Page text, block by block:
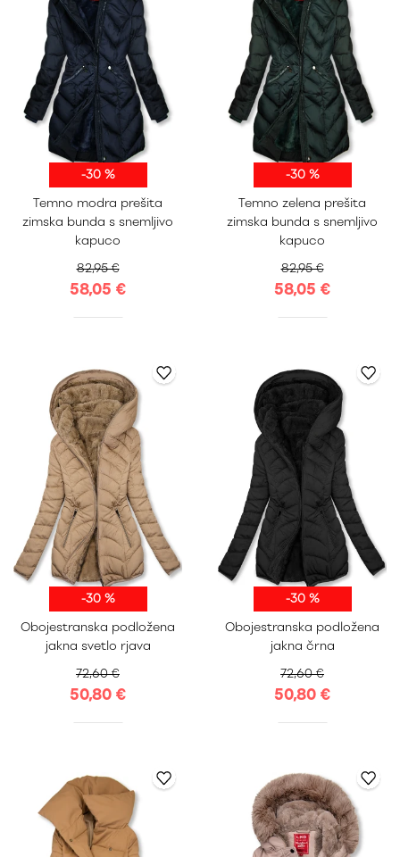
-30 %
Temno modra prešita
zimska bunda s snemljivo
kapuco
82,95 €
58,05 €
S M L
XL
-30 %
Temno zelena prešita
zimska bunda s snemljivo
kapuco
82,95 €
58,05 €
S M L
XL
-30 %
Obojestranska podložena
jakna svetlo rjava
72,60 €
50,80 €
S M L
XL
XXL
-30 %
Obojestranska podložena
jakna črna
72,60 €
50,80 €
S M L
XL
XXL